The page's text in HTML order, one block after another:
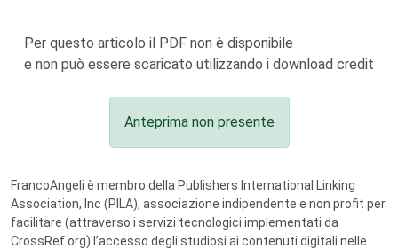
Per questo articolo il PDF non è disponibile
e non può essere scaricato utilizzando i download credit
Anteprima non presente
FrancoAngeli è membro della Publishers International Linking
Association, Inc (PILA), associazione indipendente e non profit per
facilitare (attraverso i servizi tecnologici implementati da
CrossRef.org) l’accesso degli studiosi ai contenuti digitali nelle